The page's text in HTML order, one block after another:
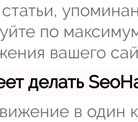
по
вашего
делать
в один